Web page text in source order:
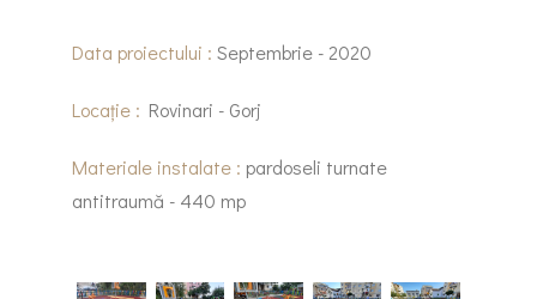
Data proiectului : Septembrie - 2020
Locație : Rovinari - Gorj
Materiale instalate : pardoseli turnate
antitraumă - 440 mp